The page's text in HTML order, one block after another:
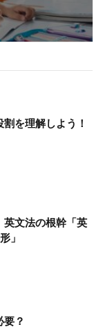
を理解しよう！
英文法の根幹「英
」
要？